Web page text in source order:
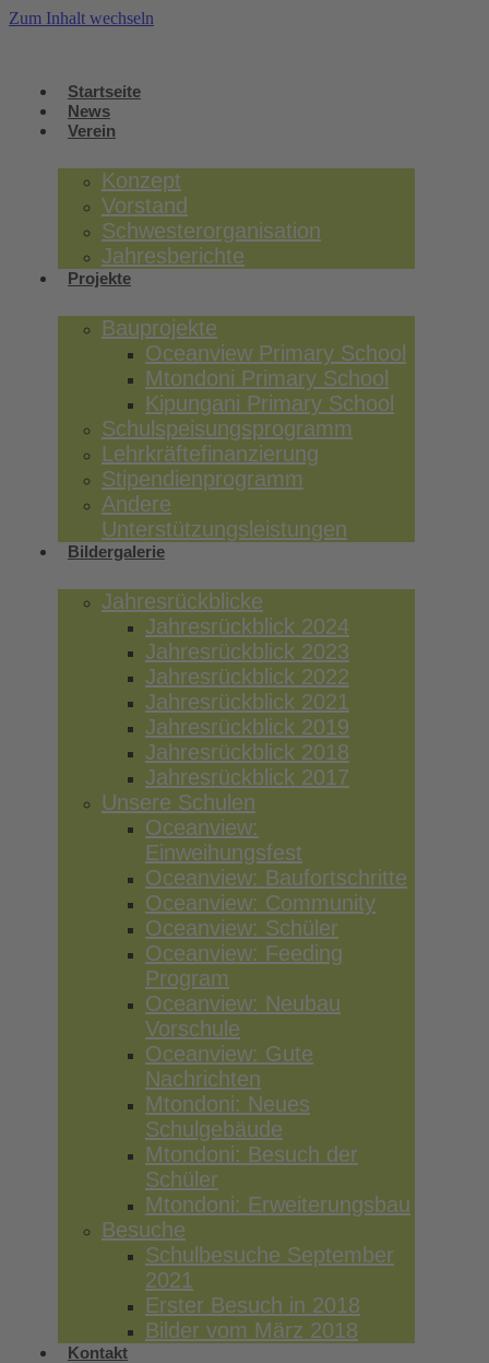
Zum Inhalt wechseln
Startseite
News
Verein
Konzept
Vorstand
Schwesterorganisation
Jahresberichte
Projekte
Bauprojekte
Oceanview Primary School
Mtondoni Primary School
Kipungani Primary School
Schulspeisungsprogramm
Lehrkräftefinanzierung
Stipendienprogramm
Andere
Unterstützungsleistungen
Bildergalerie
Jahresrückblicke
Jahresrückblick 2024
Jahresrückblick 2023
Jahresrückblick 2022
Jahresrückblick 2021
Jahresrückblick 2019
Jahresrückblick 2018
Jahresrückblick 2017
Unsere Schulen
Oceanview:
Einweihungsfest
Oceanview: Baufortschritte
Oceanview: Community
Oceanview: Schüler
Oceanview: Feeding
Program
Oceanview: Neubau
Vorschule
Oceanview: Gute
Nachrichten
Mtondoni: Neues
Schulgebäude
Mtondoni: Besuch der
Schüler
Mtondoni: Erweiterungsbau
Besuche
Schulbesuche September
2021
Erster Besuch in 2018
Bilder vom März 2018
Kontakt